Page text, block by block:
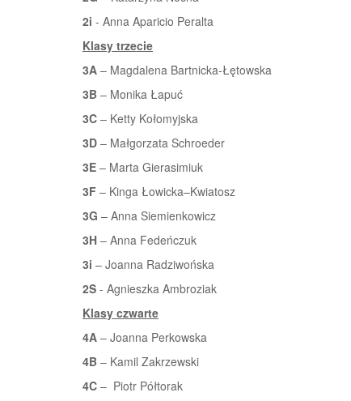
2i - Anna Aparicio Peralta
Klasy trzecie
3A – Magdalena Bartnicka-Łętowska
3B – Monika Łapuć
3C – Ketty Kołomyjska
3D – Małgorzata Schroeder
3E – Marta Gierasimiuk
3F – Kinga Łowicka–Kwiatosz
3G – Anna Siemienkowicz
3H – Anna Fedeńczuk
3i – Joanna Radziwońska
2S - Agnieszka Ambroziak
Klasy czwarte
4A – Joanna Perkowska
4B – Kamil Zakrzewski
4C – Piotr Półtorak